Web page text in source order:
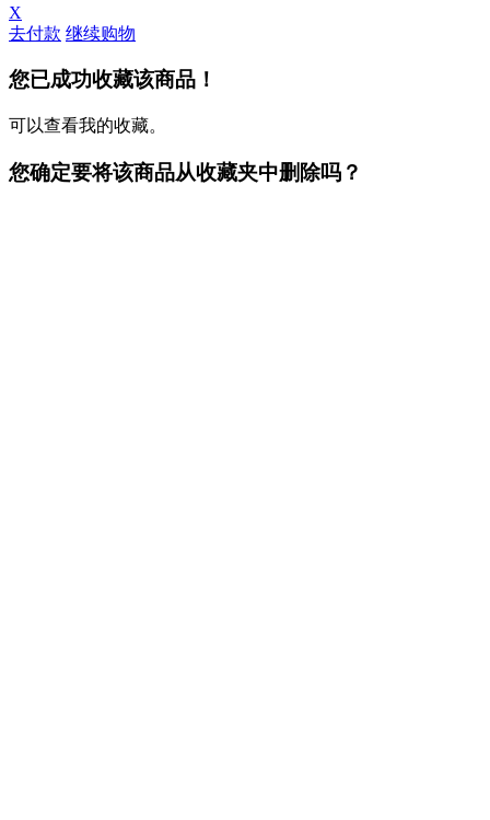
X
去付款 继续购物
您已成功收藏该商品！
可以查看我的收藏。
您确定要将该商品从收藏夹中删除吗？